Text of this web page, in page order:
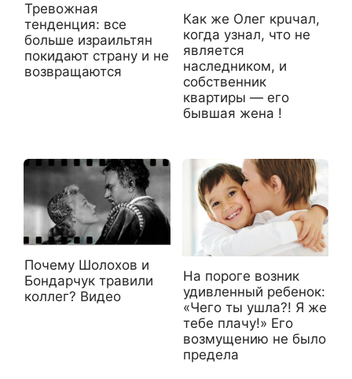
Тревожная
тенденция: все
больше израильтян
покидают страну и не
возвращаются
Как же Олег крuчал,
когда узнал, что не
является
наследником, и
собственник
квартиры — его
бывшая жена !
Почему Шолохов и
Бондарчук травили
коллег? Видео
На пороге возник
удивленный ребенок:
«Чего ты ушла?! Я же
тебе плачу!» Его
возмущению не было
предела